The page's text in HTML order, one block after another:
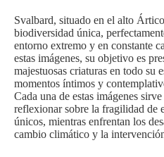
Svalbard, situado en el alto
biodiversidad única,
entorno extremo y en constante
estas imágenes, su objetivo es
majestuosas criaturas en todo su
momentos íntimos y
Cada una de estas imágenes
reflexionar sobre la fragilidad de
únicos, mientras enfrentan los
cambio climático y la